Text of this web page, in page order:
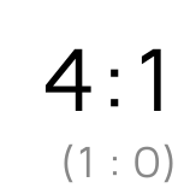
4: 1
(1 : 0)